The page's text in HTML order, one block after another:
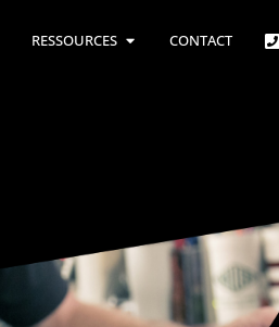
RESSOURCES CONTACT